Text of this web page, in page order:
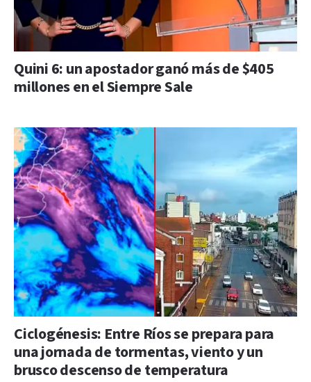
Quini 6: un apostador ganó más de $405
millones en el Siempre Sale
Ciclogénesis: Entre Ríos se prepara para
una jornada de tormentas, viento y un
brusco descenso de temperatura